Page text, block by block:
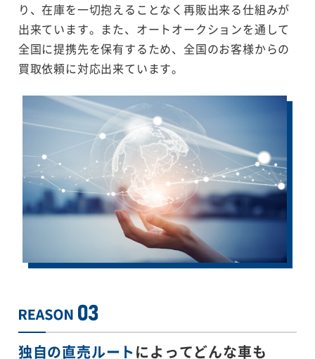
り、在庫を一切抱えることなく再販出来る仕組みが
出来ています。また、オートオークションを通して
全国に提携先を保有するため、全国のお客様からの
買取依頼に対応出来ています。
独自の直売ルートによってどんな車も